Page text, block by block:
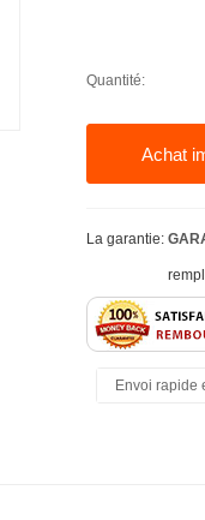
Quantité:
Achat
La garantie:
Envoi rapide